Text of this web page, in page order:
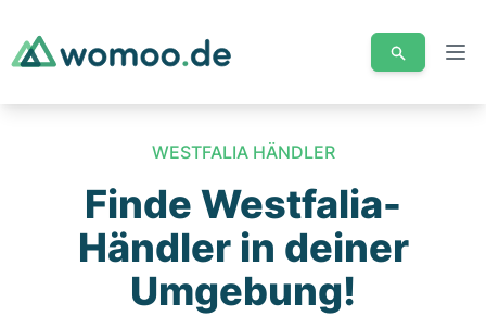
WESTFALIA HÄNDLER
Finde Westfalia-
Händler in deiner
Umgebung!